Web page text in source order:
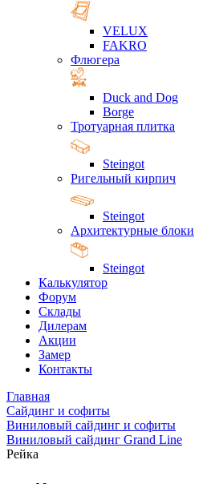
VELUX
FAKRO
Флюгера
Duck and Dog
Borge
Тротуарная плитка
Steingot
Ригельный кирпич
Steingot
Архитектурные блоки
Steingot
Калькулятор
Форум
Склады
Дилерам
Акции
Замер
Контакты
Главная
Сайдинг и софиты
Виниловый сайдинг и софиты
Виниловый сайдинг Grand Line
Рейка